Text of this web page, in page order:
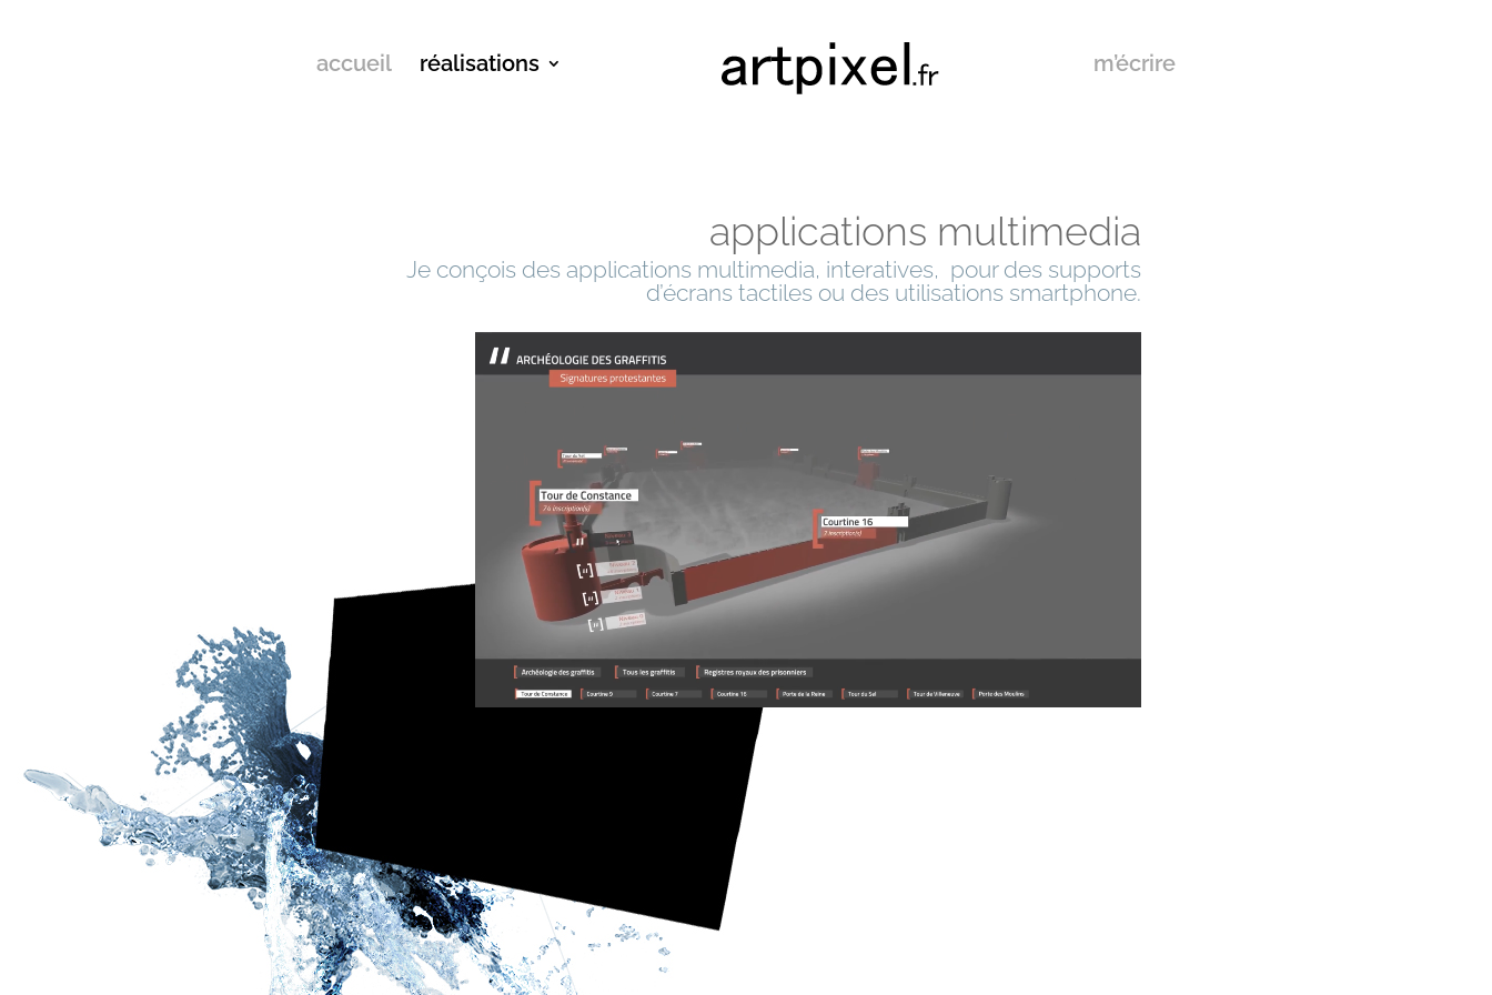
accueil réalisations m’écrire
applications multimedia
Je conçois des applications multimedia, interatives, pour des supports
d’écrans tactiles ou des utilisations smartphone.